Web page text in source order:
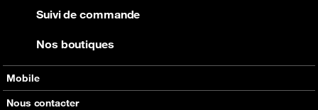
Mobile
Nos offres
Nous contacter
Suivi de commande
Nos boutiques